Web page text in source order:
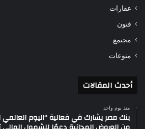
عقارات
فنون
مجتمع
منوعات
أحدث المقالات
منذ يوم واحد
بنك مصر يشارك في فعالية “اليوم العالمي